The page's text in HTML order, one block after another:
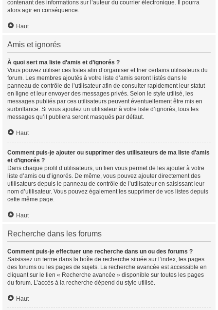
contenant des informations sur l’auteur du courrier électronique. Il pourra
alors agir en conséquence.
Haut
Amis et ignorés
À quoi sert ma liste d’amis et d’ignorés ?
Vous pouvez utiliser ces listes afin d’organiser et trier certains utilisateurs du
forum. Les membres ajoutés à votre liste d’amis seront listés dans le
panneau de contrôle de l’utilisateur afin de consulter rapidement leur statut
en ligne et leur envoyer des messages privés. Selon le style utilisé, les
messages publiés par ces utilisateurs peuvent éventuellement être mis en
surbrillance. Si vous ajoutez un utilisateur à votre liste d’ignorés, tous les
messages qu’il publiera seront masqués par défaut.
Haut
Comment puis-je ajouter ou supprimer des utilisateurs de ma liste d’amis
et d’ignorés ?
Dans chaque profil d’utilisateurs, un lien vous permet de les ajouter à votre
liste d’amis ou d’ignorés. De même, vous pouvez ajouter directement des
utilisateurs depuis le panneau de contrôle de l’utilisateur en saisissant leur
nom d’utilisateur. Vous pouvez également les supprimer de vos listes depuis
cette même page.
Haut
Recherche dans les forums
Comment puis-je effectuer une recherche dans un ou des forums ?
Saisissez un terme dans la boîte de recherche située sur l’index, les pages
des forums ou les pages de sujets. La recherche avancée est accessible en
cliquant sur le lien « Recherche avancée » disponible sur toutes les pages
du forum. L’accès à la recherche dépend du style utilisé.
Haut